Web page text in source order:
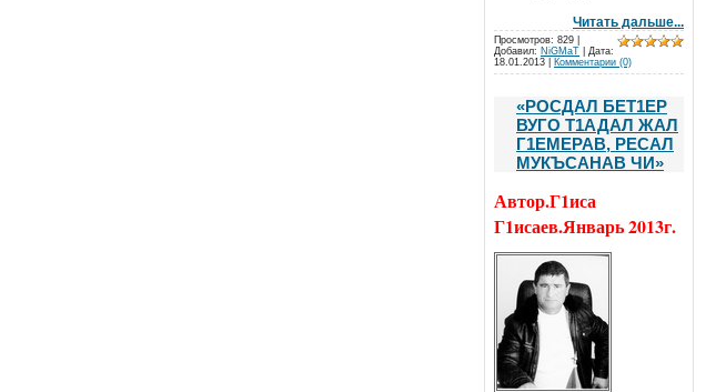
Читать дальше...
Просмотров: 829 |
Добавил: NiGMaT | Дата:
18.01.2013
Комментарии (0)
«РОСДАЛ БЕТ1ЕР
ВУГО Т1АДАЛ ЖАЛ
Г1ЕМЕРАВ, РЕСАЛ
МУКЪСАНАВ ЧИ»
Автор.Г1иса
Г1исаев.Январь 2013г.